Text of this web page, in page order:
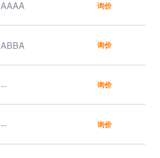
AAAA 询价
ABBA 询价
-- 询价
-- 询价